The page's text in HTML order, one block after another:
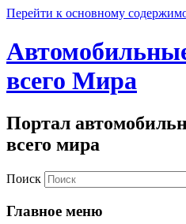
Перейти к основному
всего Мира
Портал
всего мира
Поиск
Главное меню